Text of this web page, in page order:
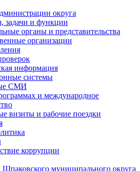
округа
задачи и функции
органы и представительства
организации
информация
системы
СМИ
и международное
визиты и рабочие поездки
коррупции
Шпаковского муниципального округа